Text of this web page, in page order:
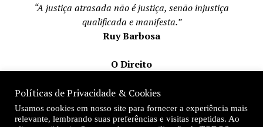
“A justiça atrasada não é justiça, senão injustiça
qualificada e manifesta.”
Ruy Barbosa
O Direito
Mateus Matos
Fundador e Editor-Chefe
Políticas de Privacidade & Cookies
Usamos cookies em nosso site para fornecer a experiência mais
relevante, lembrando suas preferências e visitas repetidas. Ao